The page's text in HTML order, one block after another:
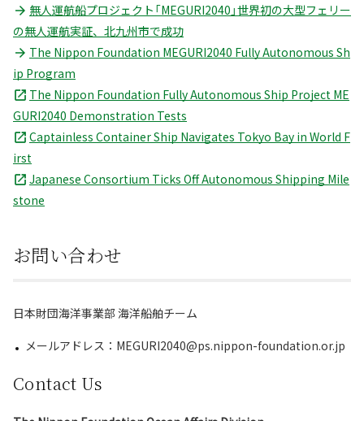
無人運航船プロジェクト「MEGURI2040」世界初の大型フェリー
の無人運航実証、北九州市で成功
The Nippon Foundation MEGURI2040 Fully Autonomous Sh
ip Program
The Nippon Foundation Fully Autonomous Ship Project ME
GURI2040 Demonstration Tests
Captainless Container Ship Navigates Tokyo Bay in World F
irst
Japanese Consortium Ticks Off Autonomous Shipping Mile
stone
お問い合わせ
日本財団海洋事業部 海洋船舶チーム
メールアドレス：MEGURI2040@ps.nippon-foundation.or.jp
Contact Us